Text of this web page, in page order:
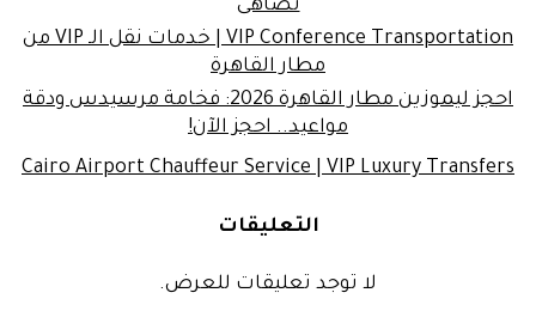
تضاهى
VIP Conference Transportation | خدمات نقل الـ VIP من
مطار القاهرة
احجز ليموزين مطار القاهرة 2026: فخامة مرسيدس ودقة
مواعيد.. احجز الآن!
Cairo Airport Chauffeur Service | VIP Luxury Transfers
التعليقات
لا توجد تعليقات للعرض.